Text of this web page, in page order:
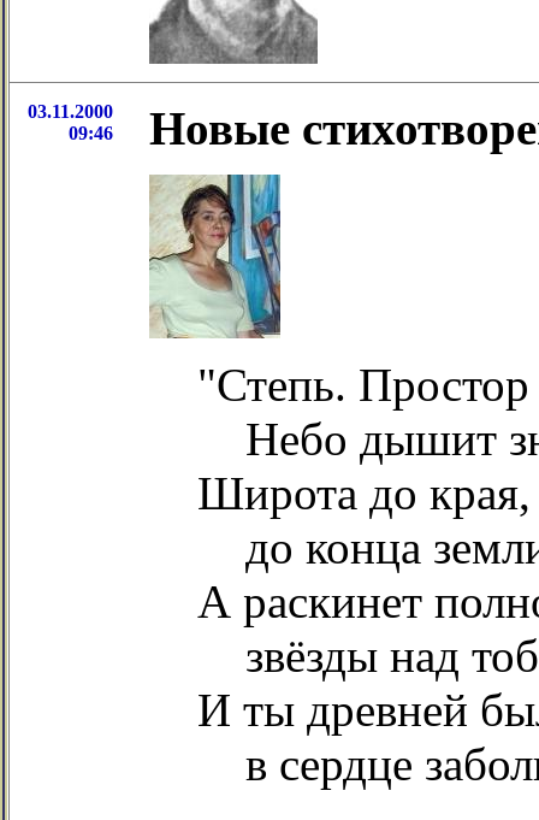
03.11.2000
09:46
Новые
"Степь.
Небо дышит
Широта до края,
до конца
А раскинет
звёзды над
И ты древней
в сердце